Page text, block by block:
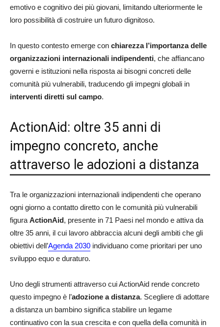
emotivo e cognitivo dei più giovani, limitando ulteriormente le
loro possibilità di costruire un futuro dignitoso.
In questo contesto emerge con chiarezza l’importanza delle
organizzazioni internazionali indipendenti, che affiancano
governi e istituzioni nella risposta ai bisogni concreti delle
comunità più vulnerabili, traducendo gli impegni globali in
interventi diretti sul campo.
ActionAid: oltre 35 anni di
impegno concreto, anche
attraverso le adozioni a distanza
Tra le organizzazioni internazionali indipendenti che operano
ogni giorno a contatto diretto con le comunità più vulnerabili
figura ActionAid, presente in 71 Paesi nel mondo e attiva da
oltre 35 anni, il cui lavoro abbraccia alcuni degli ambiti che gli
obiettivi dell’Agenda 2030 individuano come prioritari per uno
sviluppo equo e duraturo.
Uno degli strumenti attraverso cui ActionAid rende concreto
questo impegno è l’adozione a distanza. Scegliere di adottare
a distanza un bambino significa stabilire un legame
continuativo con la sua crescita e con quella della comunità in